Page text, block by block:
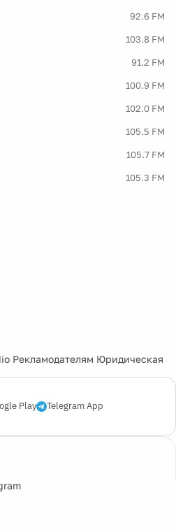
92.6 FM
103.8 FM
91.2 FM
100.9 FM
102.0 FM
105.5 FM
105.7 FM
105.3 FM
Рекламодателям Юридическая
Play Telegram App